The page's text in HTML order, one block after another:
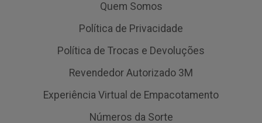
Quem Somos
Política de Privacidade
Política de Trocas e Devoluções
Revendedor Autorizado 3M
Experiência Virtual de Empacotamento
Números da Sorte